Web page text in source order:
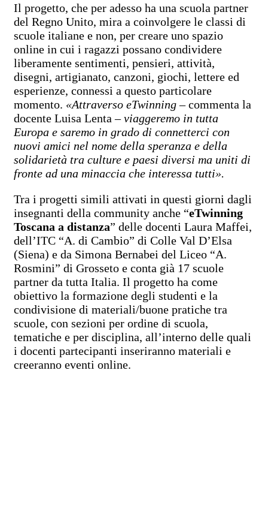
Il progetto, che per adesso ha una scuola partner
del Regno Unito, mira a coinvolgere le classi di
scuole italiane e non, per creare uno spazio
online in cui i ragazzi possano condividere
liberamente sentimenti, pensieri, attività,
disegni, artigianato, canzoni, giochi, lettere ed
esperienze, connessi a questo particolare
momento. «Attraverso eTwinning– commenta la
docente Luisa Lenta – viaggeremo in tutta
Europa e saremo in grado di connetterci con
nuovi amici nel nome della speranza e della
solidarietà tra culture e paesi diversi ma uniti di
fronte ad una minaccia che interessa tutti».
Tra i progetti simili attivati in questi giorni dagli
insegnanti della community anche “eTwinning
Toscana a distanza” delle docenti Laura Maffei,
dell’ITC “A. di Cambio” di Colle Val D’Elsa
(Siena) e da Simona Bernabei del Liceo “A.
Rosmini” di Grosseto e conta già 17 scuole
partner da tutta Italia. Il progetto ha come
obiettivo la formazione degli studenti e la
condivisione di materiali/buone pratiche tra
scuole, con sezioni per ordine di scuola,
tematiche e per disciplina, all’interno delle quali
i docenti partecipanti inseriranno materiali e
creeranno eventi online.